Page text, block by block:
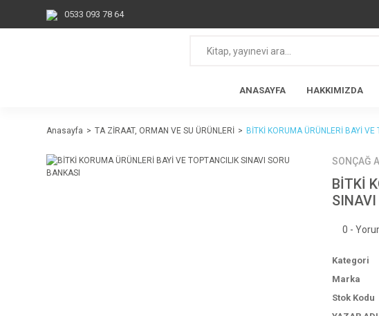
0533 093 78 64
ANASAYFA HAKKIMIZDA
Anasayfa TA ZİRAAT, ORMAN VE SU ÜRÜNLERİ BİTKİ KORUMA ÜRÜNLERİ BAYİ VE
SONÇAĞ
BİTKİ
SINAVI
0 -
Kategori
Marka
Stok Kodu